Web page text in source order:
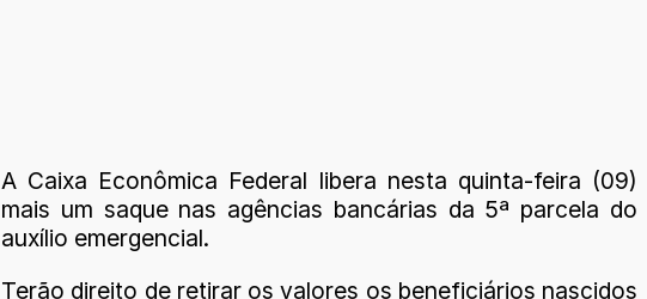
A Caixa Econômica Federal libera nesta quinta-feira (09)
mais um saque nas agências bancárias da 5ª parcela do
auxílio emergencial.
Terão direito de retirar os valores os beneficiários nascidos